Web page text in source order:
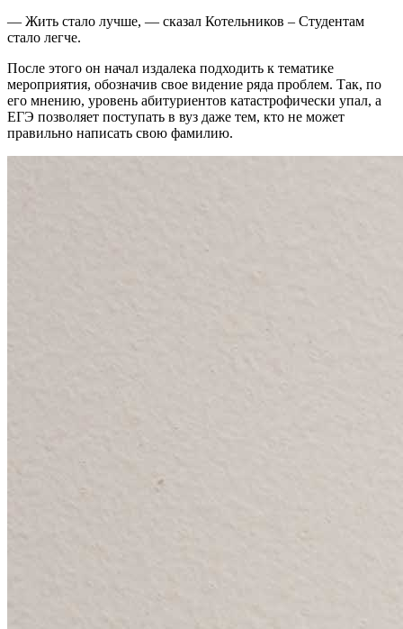
— Жить стало лучше, — сказал Котельников – Студентам
стало легче.
После этого он начал издалека подходить к тематике
мероприятия, обозначив свое видение ряда проблем. Так, по
его мнению, уровень абитуриентов катастрофически упал, а
ЕГЭ позволяет поступать в вуз даже тем, кто не может
правильно написать свою фамилию.